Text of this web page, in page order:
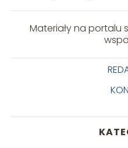
Materiały na